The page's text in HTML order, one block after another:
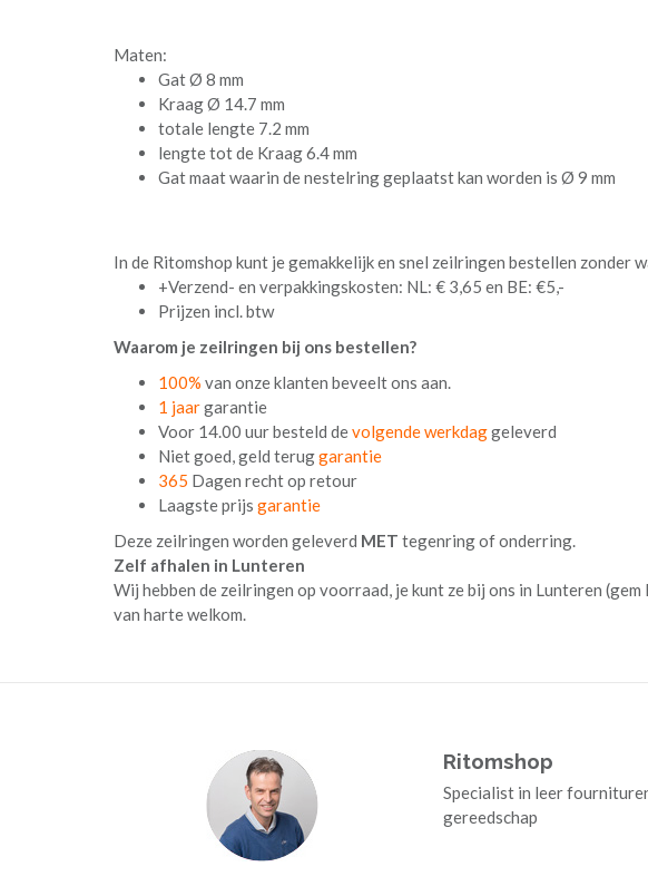
Maten:
Gat Ø 8 mm
Kraag Ø 14.7 mm
totale lengte 7.2 mm
lengte tot de Kraag 6.4 mm
Gat maat waarin de nestelring geplaatst kan worden is Ø 9 mm
In de Ritomshop kunt je gemakkelijk en snel zeilringen bestellen zonder
+Verzend- en verpakkingskosten: NL: € 3,65 en BE: €5,-
Prijzen incl. btw
Waarom je zeilringen bij ons bestellen?
100% van onze klanten beveelt ons aan.
1 jaargarantie
Voor 14.00 uur besteld devolgende werkdaggeleverd
Niet goed, geld teruggarantie
365 Dagen recht op retour
Laagste prijs garantie
Deze zeilringen worden geleverd MET tegenring of onderring.
Zelf afhalen in Lunteren
Wij hebben de zeilringen op voorraad, je kunt ze bij ons in Lunteren
van harte welkom.
Ritomshop
Specialist in leer
gereedschap